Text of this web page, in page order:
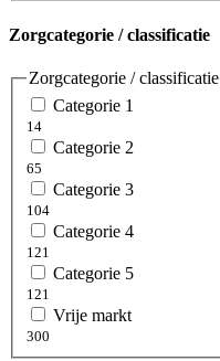
Zorgcategorie / classificatie
Zorgcategorie / classificatie
Categorie 1
14
Categorie 2
65
Categorie 3
104
Categorie 4
121
Categorie 5
121
Vrije markt
300